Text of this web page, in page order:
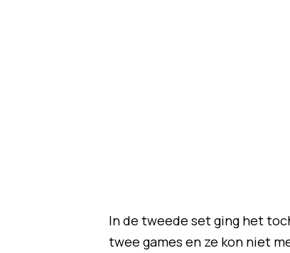
In de tweede set ging het
twee games en ze kon niet